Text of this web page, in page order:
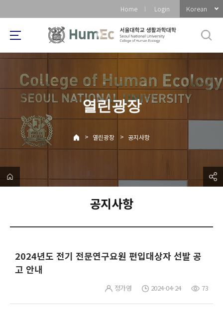
로
메
Home Login Korean
열린광장
> 열린광장 > 공지사항
공지사항
2024년도 전기 전문연구요원 편입대상자 선발 공
고 안내
정가영 2024-04-24 73